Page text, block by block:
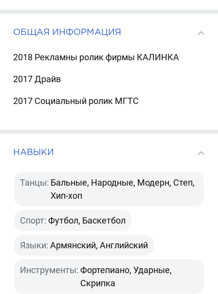
ОБЩАЯ ИНФОРМАЦИЯ
2018 Рекламны ролик фирмы КАЛИНКА
2017 Драйв
2017 Социальный ролик МГТС
НАВЫКИ
Танцы: Бальные, Народные, Модерн, Степ,
Хип-хоп
Спорт: Футбол, Баскетбол
Языки: Армянский, Английский
Инструменты: Фортепиано, Ударные,
Скрипка